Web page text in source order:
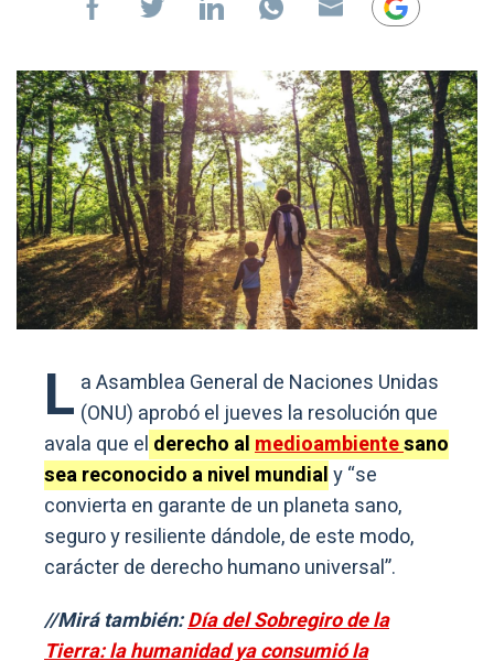
L a Asamblea General de Naciones Unidas
(ONU) aprobó el jueves la resolución que
avala que el derecho almedioambientesano
sea reconocido a nivel mundialy “se
convierta en garante de un planeta sano,
seguro y resiliente dándole, de este modo,
carácter de derecho humano universal”.
//Mirá también:Día del Sobregiro de la
Tierra: la humanidad ya consumió la